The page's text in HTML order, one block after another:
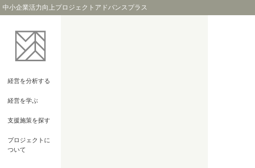
中小企業活力向上プロジェクトアドバンスプラス
経営を分析する
経営を学ぶ
支援施策を探す
プロジェクト に
ついて